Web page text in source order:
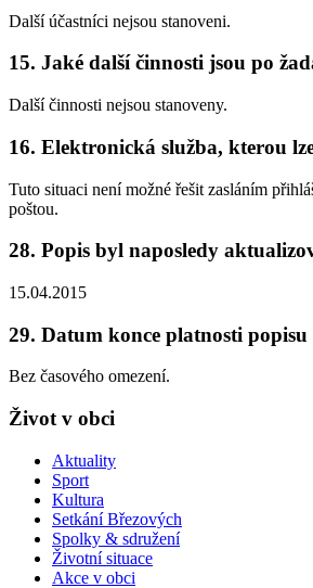
Další účastníci nejsou stanoveni.
15. Jaké další činnosti jsou po
Další činnosti nejsou stanoveny.
16. Elektronická služba, kterou
Tuto situaci není možné řešit zasláním
poštou.
28. Popis byl naposledy
15.04.2015
29. Datum konce platnosti popisu
Bez časového omezení.
Život v obci
Aktuality
Sport
Kultura
Setkání Březových
Spolky & sdružení
Životní situace
Akce v obci